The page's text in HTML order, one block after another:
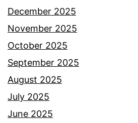
December 2025
November 2025
October 2025
September 2025
August 2025
July 2025
June 2025